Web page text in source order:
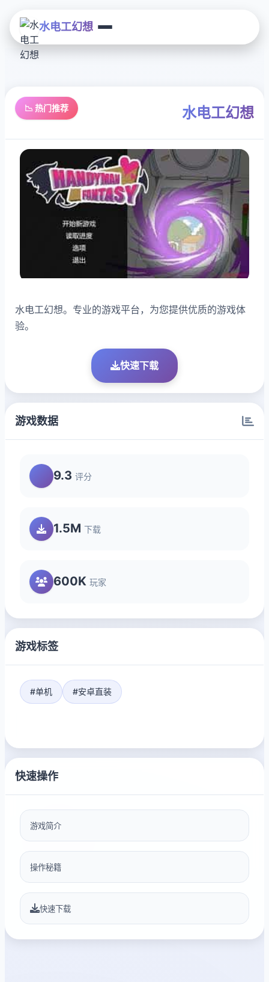
水电工幻想
📉 热门推荐 水电工幻想
水电工幻想。专业的游戏平台，为您提供优质的游戏体
验。
快速下载
游戏数据
9.3 评分
1.5M 下载
600K 玩家
游戏标签
#单机 #安卓直装
快速操作
游戏简介
操作秘籍
快速下载